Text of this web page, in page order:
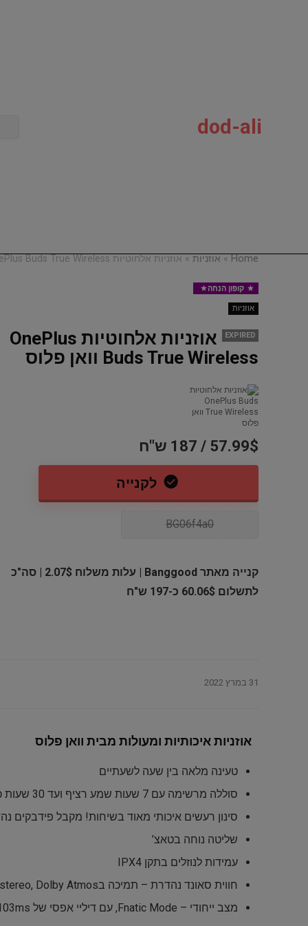
dod-ali
Home
» אוזניות » אוזניות אלחוטיות OnePlus Buds True Wireless וואן פלוס
קופון הנחה
אוזניות
EXPIRED
אוזניות אלחוטיות OnePlus
Buds True Wireless וואן פלוס
57.99$ / 187 ש"ח
לקנייה
BG06f4a0
קנייה מאתר Banggood | עלות משלוח 2.07$ | סה"כ
לתשלום 60.06$ כ-197 ש"ח
31 במרץ 2022
אוזניות איכותיות ומעולות מבית וואן פלוס
טעינה מלאה בין שעה לשעתיים
סוללה מרשימה עם 7 שעות שמע רציף ועד 30 שעות כולל הסוללה בקייס
סינון רעשים איכותי מאוד בשיחות! מקבל פידבקים
שליטה נוחה בטאצ’
עמידות לנוזלים בתקן IPX4
חווית סאונד נהדרת – תמיכה ב3D stereo, Dolby Atmos ודרייברים דינמים גדולים!
מצב ייחודי – Fnatic Mode, עם דיליי אפסי של 103ms בלבד! יכול לשמש גם לגיימינג
משחק לקונסולת אקסבוקס Call of
סט 12 קופסאות אחסון מזכוכית
Finedine – סך הכל 24 חלקים